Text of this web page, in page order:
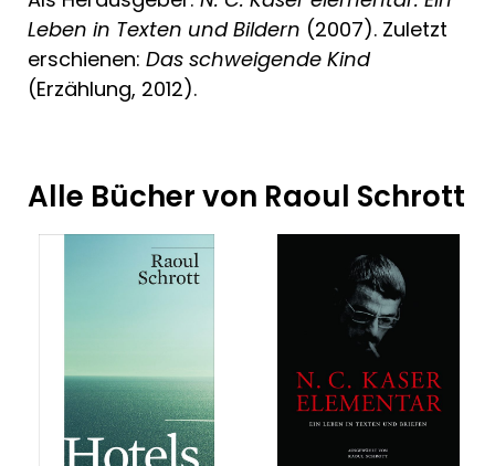
Leben in Texten und Bildern (2007). Zuletzt
erschienen: Das schweigende Kind
(Erzählung, 2012).
Alle Bücher von Raoul Schrott